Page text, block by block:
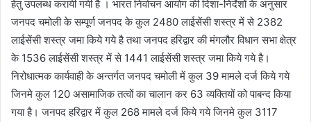
हेतु उपलब्ध करायी गयी है । भारत निर्वाचन आयोग की दिशा-निर्देशों के अनुसार
जनपद चमोली के सम्पूर्ण जनपद के कुल 2480 लाईसेंसी शस्त्र में से 2382
लाईसेंसी शस्त्र जमा किये गये है तथा जनपद हरिद्वार की मंगलौर विधान सभा क्षेत्र
के 1536 लाईसेंसी शस्त्र में से 1441 लाईसेंसी शस्त्र जमा किये गये है।
निरोधात्मक कार्यवाही के अन्तर्गत जनपद चमोली में कुल 39 मामले दर्ज किये गये
जिनमे कुल 120 असामाजिक तत्वों का चालान कर 63 व्यक्तियों को पाबन्द किया
गया है। जनपद हरिद्वार में कुल 268 मामले दर्ज किये गये जिनमे कुल 3117